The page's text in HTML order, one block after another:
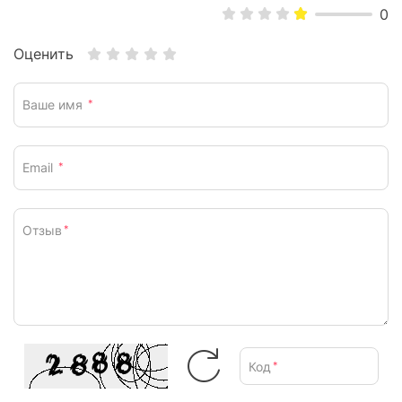
0
Оценить
Ваше имя *
Email *
Отзыв *
Код *